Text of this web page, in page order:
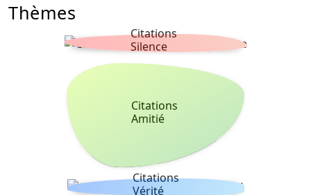
Thèmes
Citations
Silence
Citations
Amitié
Citations
Vérité